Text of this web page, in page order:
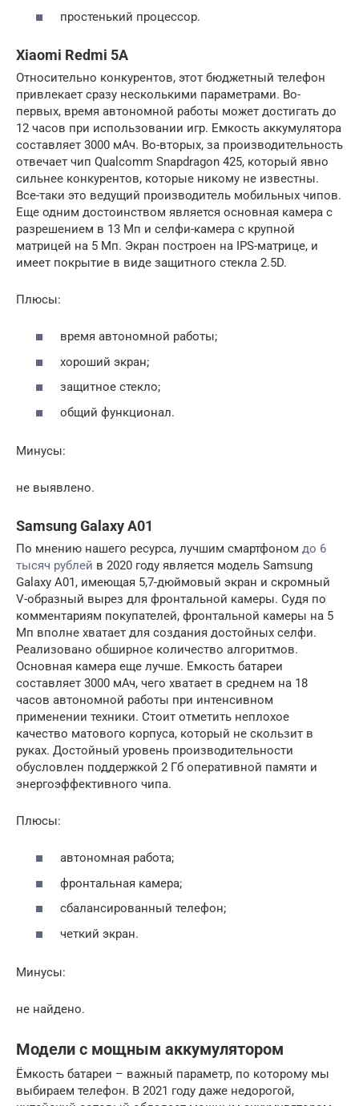
простенький процессор.
Xiaomi Redmi 5A
Относительно конкурентов, этот бюджетный телефон
привлекает сразу несколькими параметрами. Во-
первых, время автономной работы может достигать до
12 часов при использовании игр. Емкость аккумулятора
составляет 3000 мАч. Во-вторых, за производительность
отвечает чип Qualcomm Snapdragon 425, который явно
сильнее конкурентов, которые никому не известны.
Все-таки это ведущий производитель мобильных чипов.
Еще одним достоинством является основная камера с
разрешением в 13 Мп и селфи-камера с крупной
матрицей на 5 Мп. Экран построен на IPS-матрице, и
имеет покрытие в виде защитного стекла 2.5D.
Плюсы:
время автономной работы;
хороший экран;
защитное стекло;
общий функционал.
Минусы:
не выявлено.
Samsung Galaxy A01
По мнению нашего ресурса, лучшим смартфоном до 6
тысяч рублей в 2020 году является модель Samsung
Galaxy A01, имеющая 5,7-дюймовый экран и скромный
V-образный вырез для фронтальной камеры. Судя по
комментариям покупателей, фронтальной камеры на 5
Мп вполне хватает для создания достойных селфи.
Реализовано обширное количество алгоритмов.
Основная камера еще лучше. Емкость батареи
составляет 3000 мАч, чего хватает в среднем на 18
часов автономной работы при интенсивном
применении техники. Стоит отметить неплохое
качество матового корпуса, который не скользит в
руках. Достойный уровень производительности
обусловлен поддержкой 2 Гб оперативной памяти и
энергоэффективного чипа.
Плюсы:
автономная работа;
фронтальная камера;
сбалансированный телефон;
четкий экран.
Минусы:
не найдено.
Модели с мощным аккумулятором
Ёмкость батареи – важный параметр, по которому мы
выбираем телефон. В 2021 году даже недорогой,